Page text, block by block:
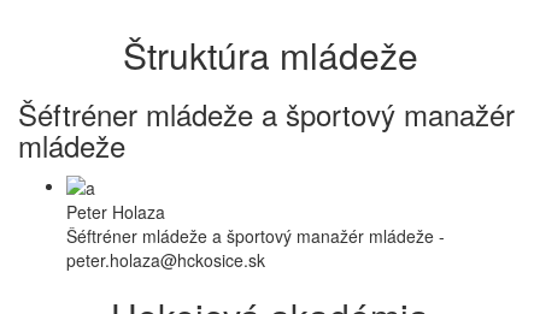
Štruktúra mládeže
Šéftréner mládeže a športový manažér
mládeže
Peter Holaza
Šéftréner mládeže a športový manažér mládeže -
peter.holaza@hckosice.sk